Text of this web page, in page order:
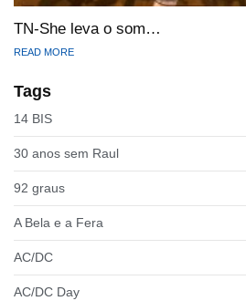
TN-She leva o som…
READ MORE
Tags
14 BIS
30 anos sem Raul
92 graus
A Bela e a Fera
AC/DC
AC/DC Day